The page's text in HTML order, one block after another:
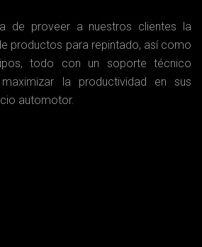
de proveer a nuestros clientes la
productos para repintado, así como
todo con un soporte técnico
la productividad en sus
automotor.